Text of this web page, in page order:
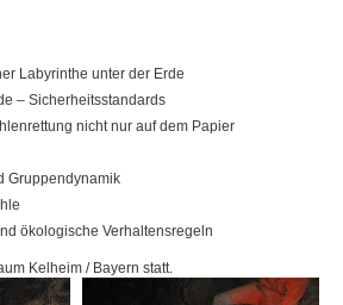
rechtliche Grundlagen & der Weg zum
& Trekking
Labyrinthe unter der Erde
– Sicherheitsstandards
nicht nur auf dem Papier
Gruppendynamik
ökologische Verhaltensregeln
Kelheim / Bayern statt.